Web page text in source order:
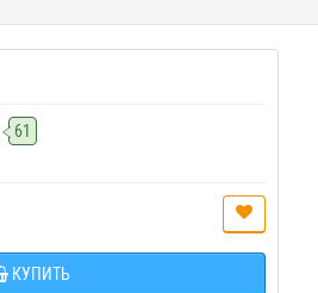
61
КУПИТЬ